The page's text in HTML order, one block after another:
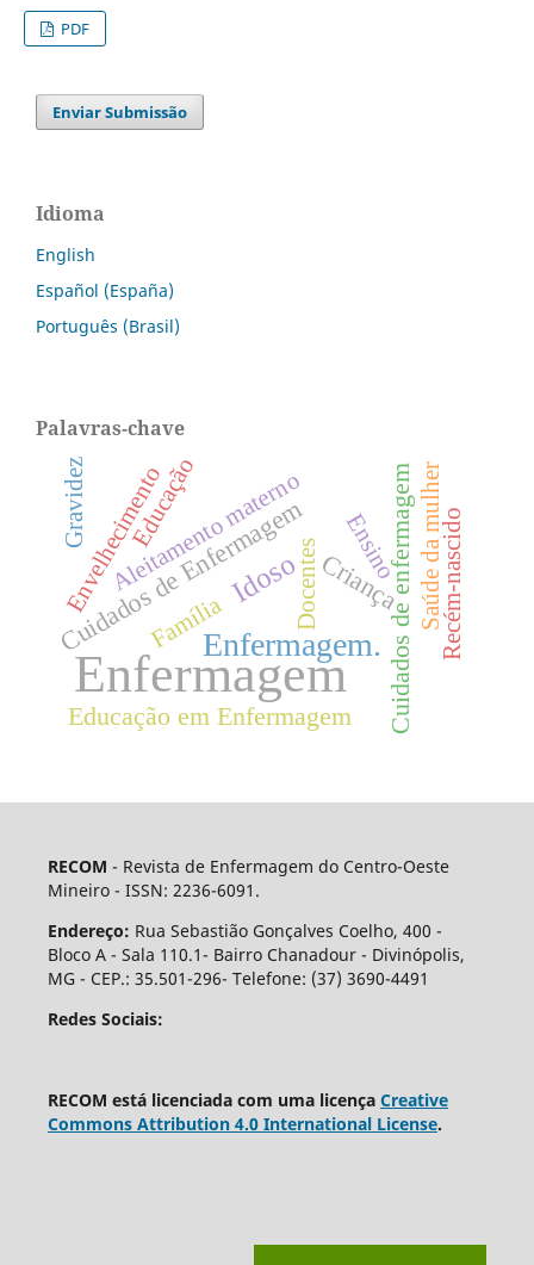
PDF
Enviar Submissão
Idioma
English
Español (España)
Português (Brasil)
Palavras-chave
Enfermagem
Enfermagem.
Idoso Cuidados de enfermagem
Cuidados de Enfermagem Criança
Educação em Enfermagem
Envelhecimento Saúde da mulher
Família
Aleitamento materno Ensino Recém-nascido
Docentes
Educação
Gravidez
RECOM - Revista de Enfermagem do Centro-Oeste
Mineiro - ISSN: 2236-6091.
Endereço: Rua Sebastião Gonçalves Coelho, 400 -
Bloco A - Sala 110.1- Bairro Chanadour - Divinópolis,
MG - CEP.: 35.501-296- Telefone: (37) 3690-4491
Redes Sociais:
RECOM está licenciada com uma licença Creative
Commons Attribution 4.0 International License.